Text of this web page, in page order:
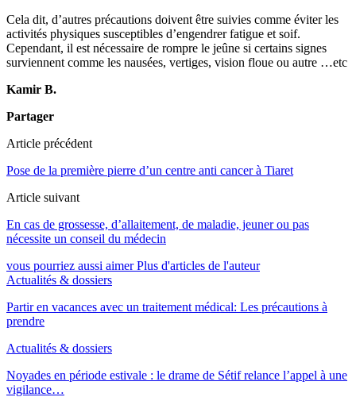
Cela dit, d’autres précautions doivent être suivies comme éviter les
activités physiques susceptibles d’engendrer fatigue et soif.
Cependant, il est nécessaire de rompre le jeûne si certains signes
surviennent comme les nausées, vertiges, vision floue ou autre …etc
Kamir B.
Partager
Article précédent
Pose de la première pierre d’un centre anti cancer à Tiaret
Article suivant
En cas de grossesse, d’allaitement, de maladie, jeuner ou pas
nécessite un conseil du médecin
vous pourriez aussi aimer Plus d'articles de l'auteur
Actualités & dossiers
Partir en vacances avec un traitement médical: Les précautions à
prendre
Actualités & dossiers
Noyades en période estivale : le drame de Sétif relance l’appel à une
vigilance…